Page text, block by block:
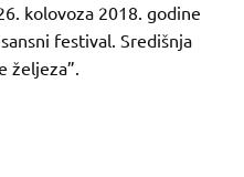
kolovoza 2018. godine
festival. Središnja
željeza”.